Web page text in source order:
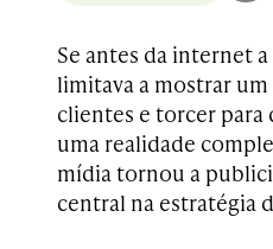
Se antes da internet
limitava a mostrar
clientes e torcer para
uma realidade
mídia tornou a
central na estratégia